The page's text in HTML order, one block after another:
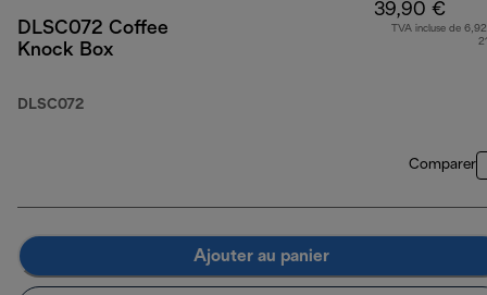
DLSC072 Coffee
Knock Box
DLSC072
39,90 €
TVA incluse de
Comparer
Ajouter au panier